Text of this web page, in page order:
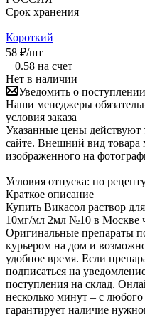
Срок хранения
—
Короткий
58 ₽/шт
+ 0.58 на счет
Нет в наличии
Уведомить о поступлении
Наши менеджеры
условия заказа
Указанные цены действуют
сайте. Внешний вид товара
изображенного на
Условия отпуска: по
Краткое описание
Купить Викасол раствор
10мг/мл 2мл №10 в Москве
Оригинальные препараты
курьером на дом и
удобное время. Если
подписаться на
поступления на склад.
несколько минут – с
гарантирует наличие